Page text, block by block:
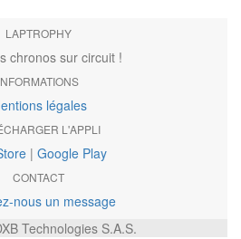
LAPTROPHY
chronos sur circuit !
légales
L'APPLI
| Google Play
CONTACT
nous un message
Technologies S.A.S.